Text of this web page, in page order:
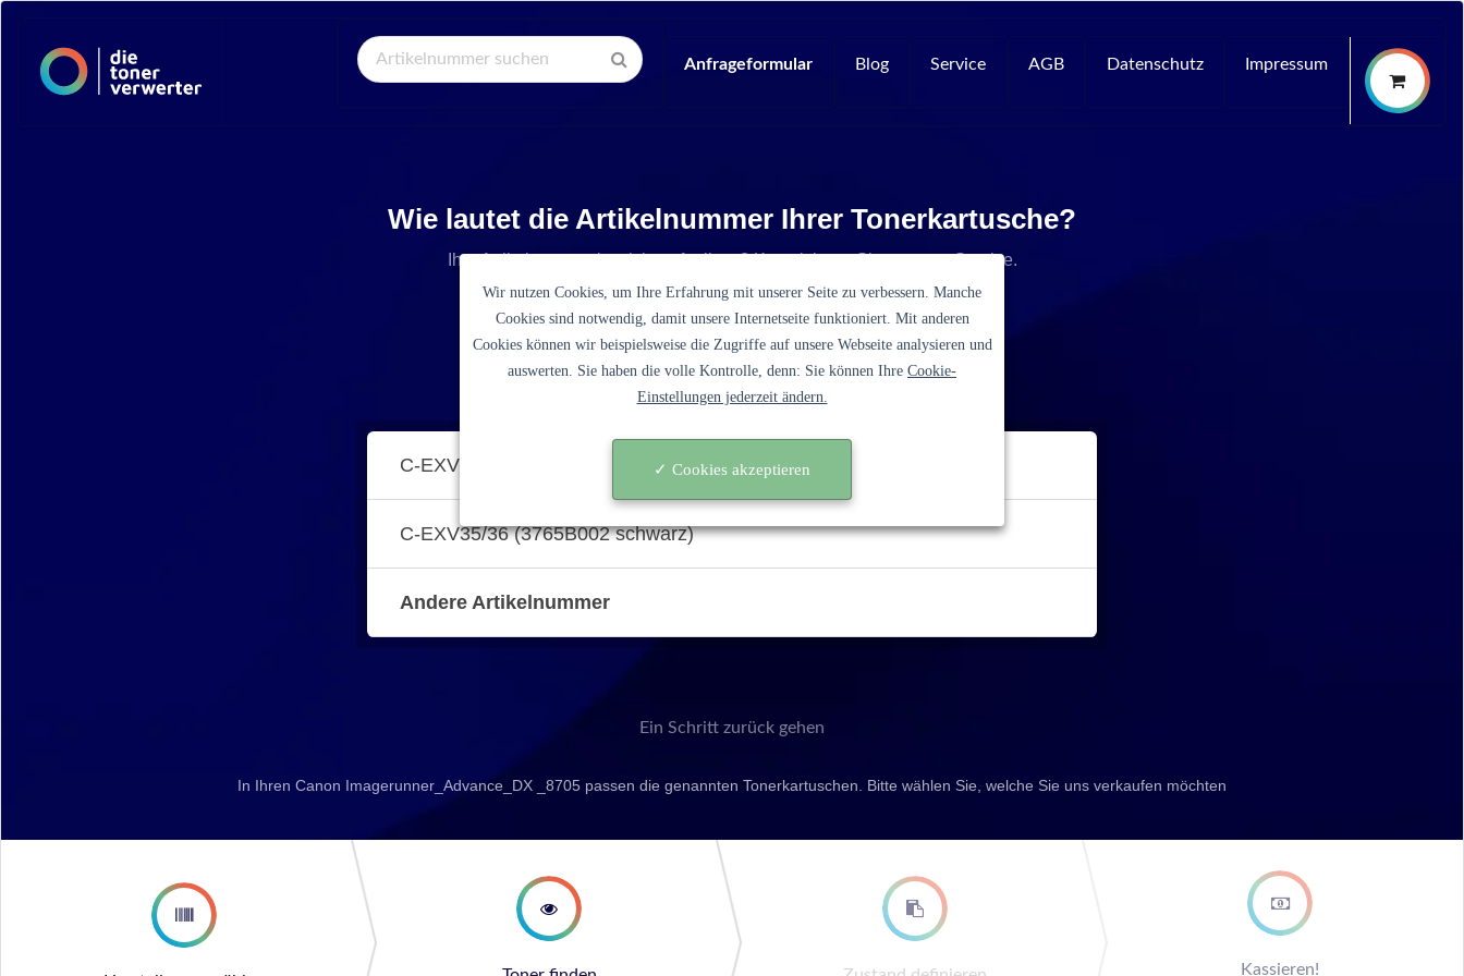
Global Search
Anfrageformular
Blog Service AGB Datenschutz Impressum
Wie lautet die Artikelnummer Ihrer Tonerkartusche?
Ihre Artikelnummer ist nicht aufgelistet? Kontaktieren Sie unseren Service.
C-EXV35 (3764B002 schwarz)
C-EXV35/36 (3765B002 schwarz)
Andere Artikelnummer
Ein Schritt zurück gehen
In Ihren Canon Imagerunner_Advance_DX _8705 passen die genannten Tonerkartuschen. Bitte wählen Sie, welche Sie uns verkaufen möchten
second step third step
Kassieren!
Wir nutzen Cookies, um Ihre Erfahrung mit unserer Seite zu verbessern. Manche
Cookies sind notwendig, damit unsere Internetseite funktioniert. Mit anderen
Cookies können wir beispielsweise die Zugriffe auf unsere Webseite analysieren und
auswerten. Sie haben die volle Kontrolle, denn: Sie können Ihre Cookie-
Einstellungen jederzeit ändern.
✓ Cookies akzeptieren